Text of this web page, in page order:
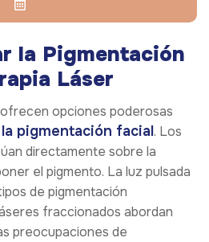
la Pigmentación
Láser
ofrecen opciones poderosas
pigmentación facial. Los
directamente sobre la
el pigmento. La luz pulsada
de pigmentación
fraccionados abordan
preocupaciones de